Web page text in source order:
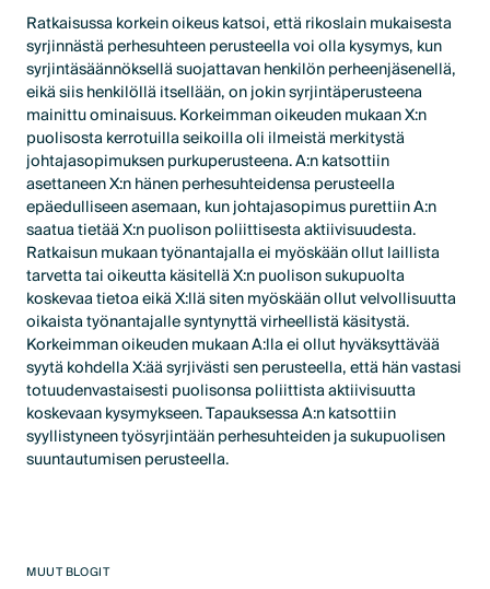
Ratkaisussa korkein oikeus katsoi, että rikoslain mukaisesta
syrjinnästä perhesuhteen perusteella voi olla kysymys, kun
syrjintäsäännöksellä suojattavan henkilön perheenjäsenellä,
eikä siis henkilöllä itsellään, on jokin syrjintäperusteena
mainittu ominaisuus. Korkeimman oikeuden mukaan X:n
puolisosta kerrotuilla seikoilla oli ilmeistä merkitystä
johtajasopimuksen purkuperusteena. A:n katsottiin
asettaneen X:n hänen perhesuhteidensa perusteella
epäedulliseen asemaan, kun johtajasopimus purettiin A:n
saatua tietää X:n puolison poliittisesta aktiivisuudesta.
Ratkaisun mukaan työnantajalla ei myöskään ollut laillista
tarvetta tai oikeutta käsitellä X:n puolison sukupuolta
koskevaa tietoa eikä X:llä siten myöskään ollut velvollisuutta
oikaista työnantajalle syntynyttä virheellistä käsitystä.
Korkeimman oikeuden mukaan A:lla ei ollut hyväksyttävää
syytä kohdella X:ää syrjivästi sen perusteella, että hän vastasi
totuudenvastaisesti puolisonsa poliittista aktiivisuutta
koskevaan kysymykseen. Tapauksessa A:n katsottiin
syyllistyneen työsyrjintään perhesuhteiden ja sukupuolisen
suuntautumisen perusteella.
MUUT BLOGIT